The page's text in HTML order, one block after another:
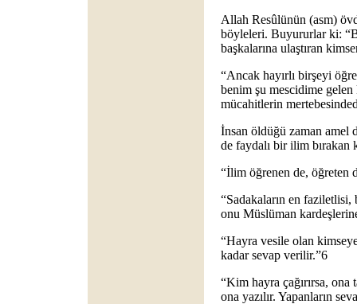
Allah Resûlünün (asm)
böyleleri. Buyururlar ki:
başkalarına ulaştıran
“Ancak hayırlı birşeyi
benim şu mescidime
mücahitlerin
İnsan öldüğü zaman amel
de faydalı bir ilim bırakan
“İlim öğrenen de, öğreten
“Sadakaların en
onu Müslüman
“Hayra vesile olan
kadar sevap verilir.”6
“Kim hayra çağırırsa, ona
ona yazılır. Yapanların